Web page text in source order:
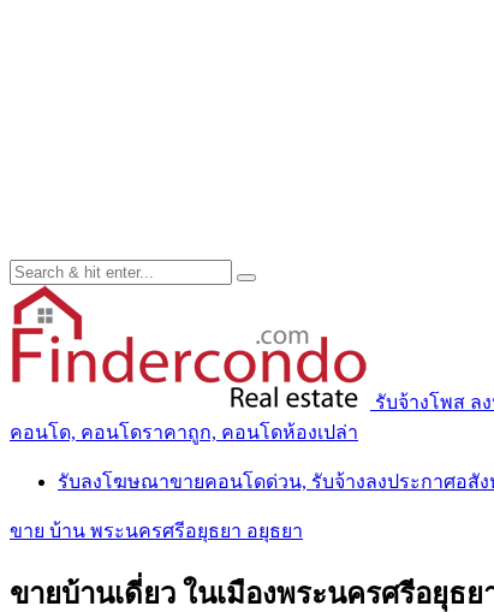
รับจ้างโพส ล
คอนโด, คอนโดราคาถูก, คอนโดห้องเปล่า
รับลงโฆษณาขายคอนโดด่วน, รับจ้างลงประกาศอสั
ขาย บ้าน พระนครศรีอยุธยา อยุธยา
ขายบ้านเดี่ยว ในเมืองพระนครศรีอยุธ